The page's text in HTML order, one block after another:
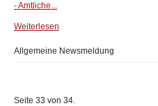
- Amtliche...
Weiterlesen
Allgemeine Newsmeldung
Seite 33 von 34.